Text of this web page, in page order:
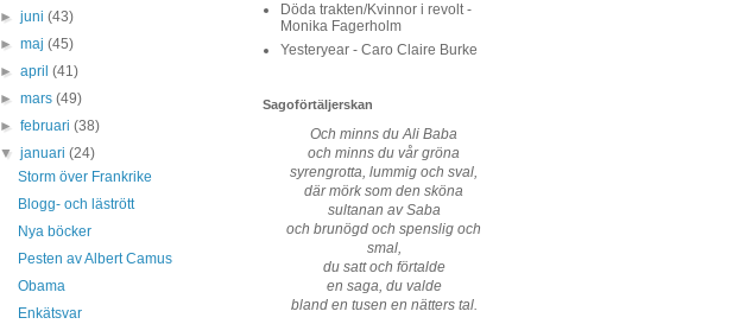
►juni(43)
►maj(45)
►april(41)
►mars(49)
►februari(38)
▼januari(24)
Storm över Frankrike
Blogg- och lästrött
Nya böcker
Pesten av Albert Camus
Obama
Enkätsvar
Döda trakten/Kvinnor i revolt -
Monika Fagerholm
Yesteryear - Caro Claire Burke
Sagoförtäljerskan
Och minns du Ali Baba
och minns du vår gröna
syrengrotta, lummig och sval,
där mörk som den sköna
sultanan av Saba
och brunögd och spenslig och
smal,
du satt och förtalde
en saga, du valde
bland en tusen en nätters tal.